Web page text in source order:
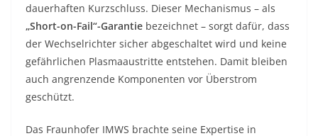
dauerhaften Kurzschluss. Dieser Mechanismus – als
„Short-on-Fail“-Garantie bezeichnet – sorgt dafür, dass
der Wechselrichter sicher abgeschaltet wird und keine
gefährlichen Plasmaaustritte entstehen. Damit bleiben
auch angrenzende Komponenten vor Überstrom
geschützt.
Das Fraunhofer IMWS brachte seine Expertise in